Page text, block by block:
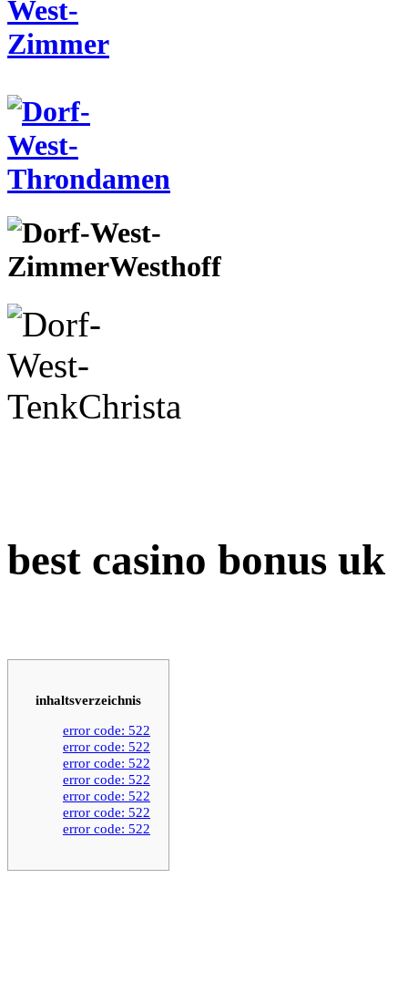
best casino bonus uk
inhaltsverzeichnis
error code: 522
error code: 522
error code: 522
error code: 522
error code: 522
error code: 522
error code: 522